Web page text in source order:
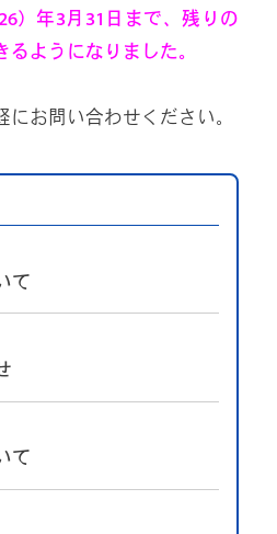
）年3月31日まで、残りの
るようになりました。
にお問い合わせください。
て
て